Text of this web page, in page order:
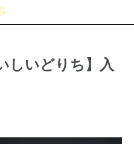
しいどりち】入